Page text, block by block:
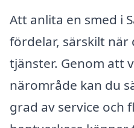
Att anlita en smed i
fördelar, särskilt när
tjänster. Genom att
närområde kan du
grad av service och